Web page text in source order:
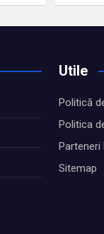
Utile
Politică
Politica
Parteneri
Sitemap